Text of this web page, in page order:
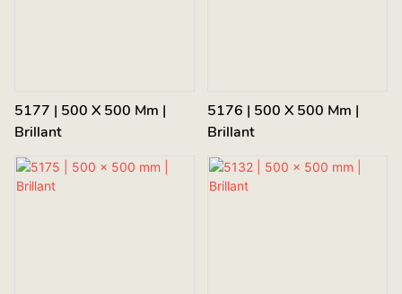
5177 | 500 X 500 Mm |
Brillant
5176 | 500 X 500 Mm |
Brillant